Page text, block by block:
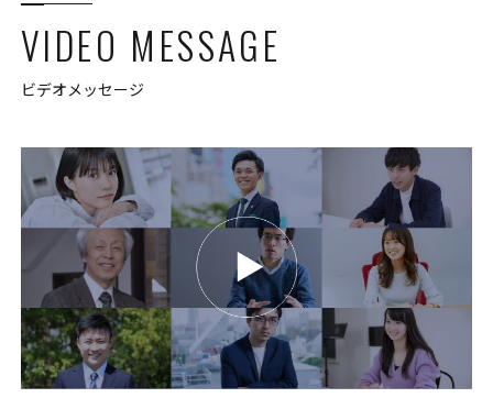
VIDEO MESSAGE
ビデオメッセージ